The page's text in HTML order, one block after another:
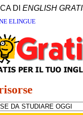
DI ENGLISH
ELINGUE